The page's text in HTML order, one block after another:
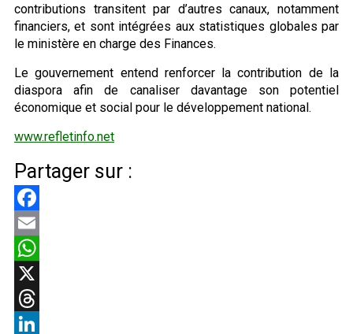
contributions transitent par d’autres canaux, notamment
financiers, et sont intégrées aux statistiques globales par
le ministère en charge des Finances.
Le gouvernement entend renforcer la contribution de la
diaspora afin de canaliser davantage son potentiel
économique et social pour le développement national.
www.refletinfo.net
Partager sur :
Facebook
Email
WhatsApp
X
Threads